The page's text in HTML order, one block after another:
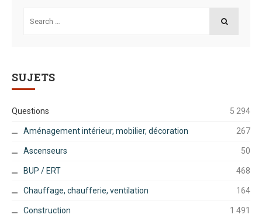
for:
SUJETS
Questions 5 294
Aménagement intérieur, mobilier, décoration 267
Ascenseurs 50
BUP / ERT 468
Chauffage, chaufferie, ventilation 164
Construction 1 491